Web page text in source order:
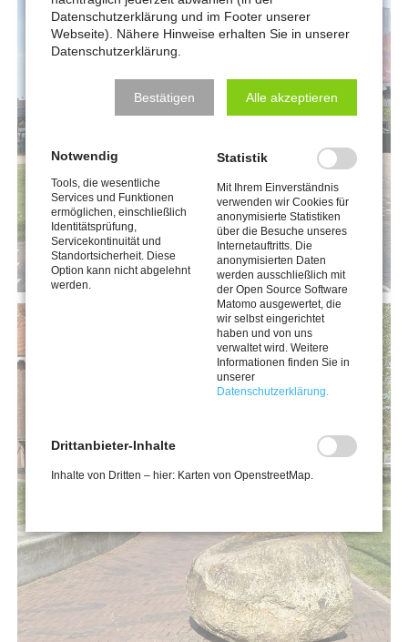
Datenschutzerklärung und im Footer unserer
Webseite). Nähere Hinweise erhalten Sie in unserer
Datenschutzerklärung.
Bestätigen Alle akzeptieren
Notwendig
Tools, die wesentliche
Services und Funktionen
ermöglichen, einschließlich
Identitätsprüfung,
Servicekontinuität und
Standortsicherheit. Diese
Option kann nicht abgelehnt
werden.
Statistik
Mit Ihrem Einverständnis
verwenden wir Cookies für
anonymisierte Statistiken
über die Besuche unseres
Internetauftritts. Die
anonymisierten Daten
werden ausschließlich mit
der Open Source Software
Matomo ausgewertet, die
wir selbst eingerichtet
haben und von uns
verwaltet wird. Weitere
Informationen finden Sie in
unserer
Datenschutzerklärung.
Drittanbieter-Inhalte
Inhalte von Dritten – hier: Karten von OpenstreetMap.